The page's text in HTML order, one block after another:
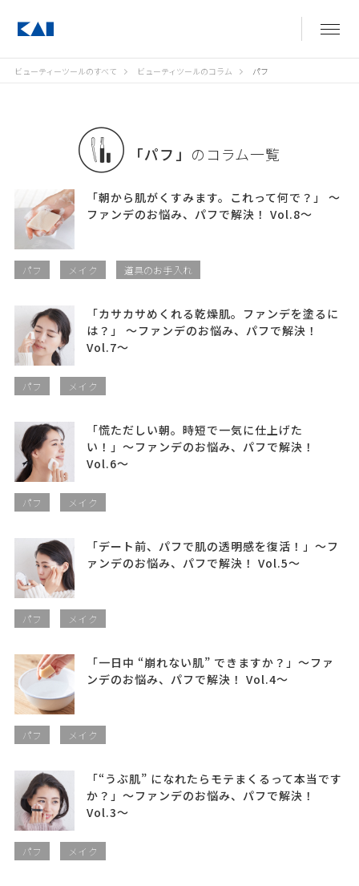
ビューティーツールのすべて ビューティツールのコラム パフ
「パフ」 のコラム一覧
「朝から肌がくすみます。これって何で？」 〜
ファンデのお悩み、パフで解決！ Vol.8〜
パフ メイク 道具のお手入れ
「カサカサめくれる乾燥肌。ファンデを塗るに
は？」 〜ファンデのお悩み、パフで解決！
Vol.7〜
パフ メイク
「慌ただしい朝。時短で一気に仕上げた
い！」〜ファンデのお悩み、パフで解決！
Vol.6〜
パフ メイク
「デート前、パフで肌の透明感を復活！」〜フ
ァンデのお悩み、パフで解決！ Vol.5〜
パフ メイク
「一日中 “崩れない肌” できますか？」〜ファ
ンデのお悩み、パフで解決！ Vol.4〜
パフ メイク
「“うぶ肌” になれたらモテまくるって本当です
か？」〜ファンデのお悩み、パフで解決！
Vol.3〜
パフ メイク